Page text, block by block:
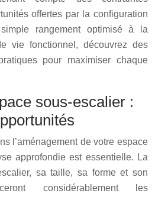
offertes par la configuration
rangement optimisé à la
vie fonctionnel, découvrez des
pour maximiser chaque
sous-escalier :
l’aménagement de votre espace
approfondie est essentielle. La
sa taille, sa forme et son
considérablement les